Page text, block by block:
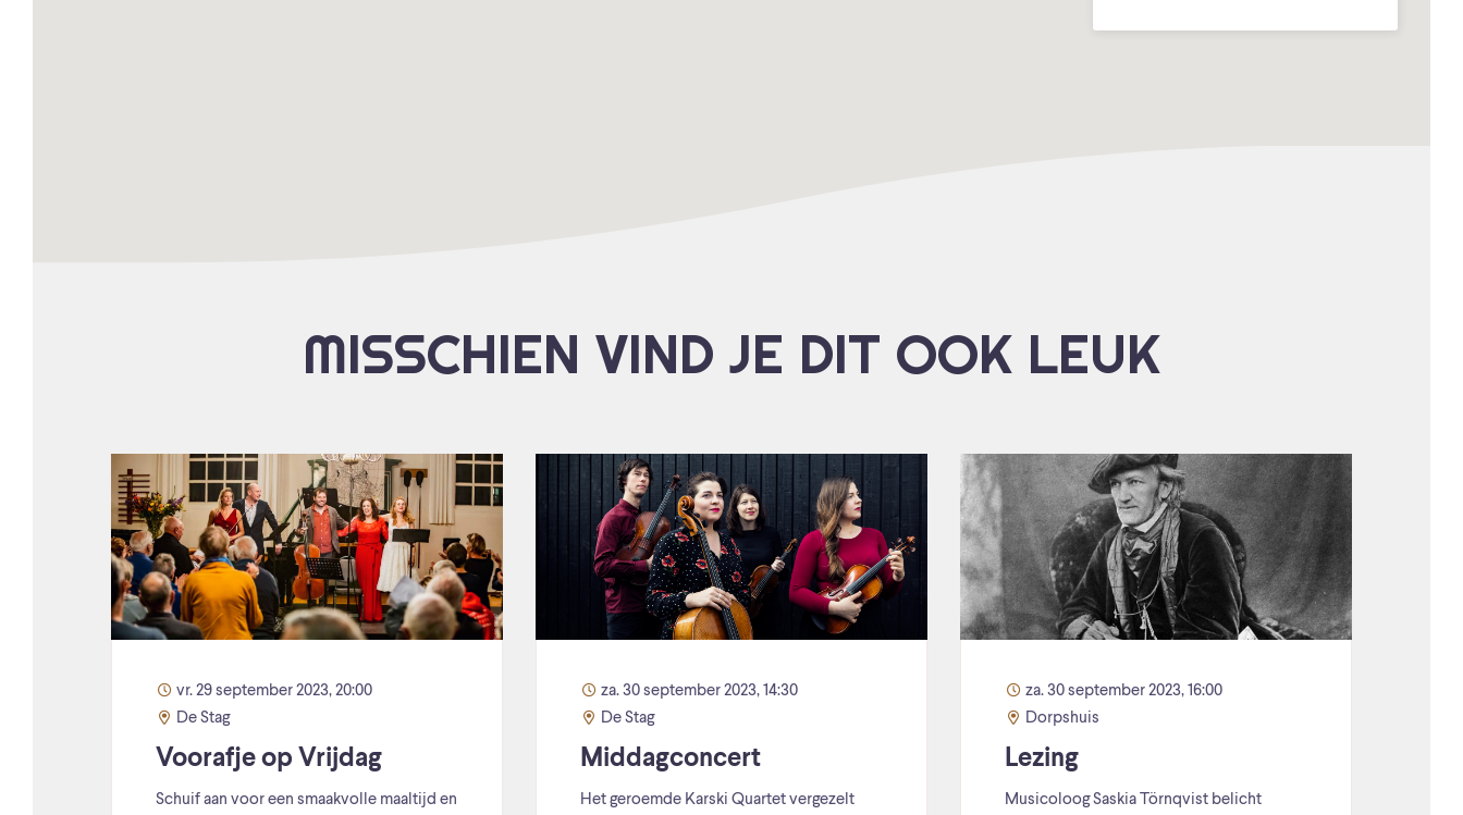
MISSCHIEN VIND JE DIT OOK LEUK
vr. 29 september 2023, 20:00
De Stag
Voorafje op Vrijdag
Schuif aan voor een smaakvolle maaltijd en
za. 30 september 2023, 14:30
De Stag
Middagconcert
Het geroemde Karski Quartet vergezelt
za. 30 september 2023, 16:00
Dorpshuis
Lezing
Musicoloog Saskia Törnqvist belicht